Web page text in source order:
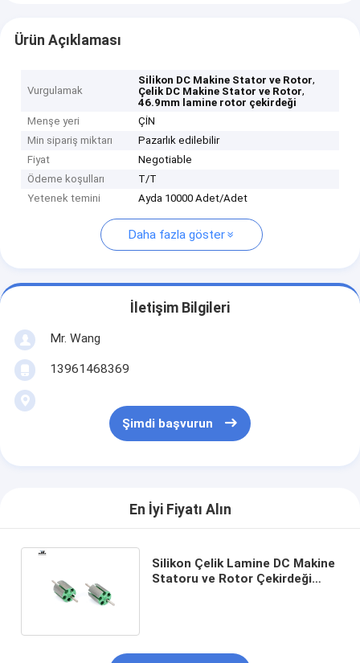
Ürün Açıklaması
Vurgulamak
Silikon DC Makine Stator ve Rotor,
Çelik DC Makine Stator ve Rotor,
46.9mm lamine rotor çekirdeği
Menşe yeri
ÇİN
Min sipariş miktarı
Pazarlık edilebilir
Fiyat
Negotiable
Ödeme koşulları
T/T
Yetenek temini
Ayda 10000 Adet/Adet
Daha fazla göster
İletişim Bilgileri
Mr. Wang
13961468369
Şimdi başvurun
En İyi Fiyatı Alın
Silikon Çelik Lamine DC Makine
Statoru ve Rotor Çekirdeği